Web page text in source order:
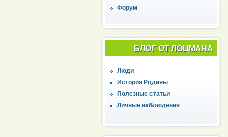
Форум
БЛОГ ОТ ЛОЦМАНА
Люди
История Родины
Полезные статьи
Личные наблюдения